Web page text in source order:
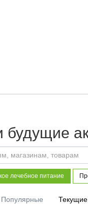
будущие
лечебное питание
Популярные Текущие